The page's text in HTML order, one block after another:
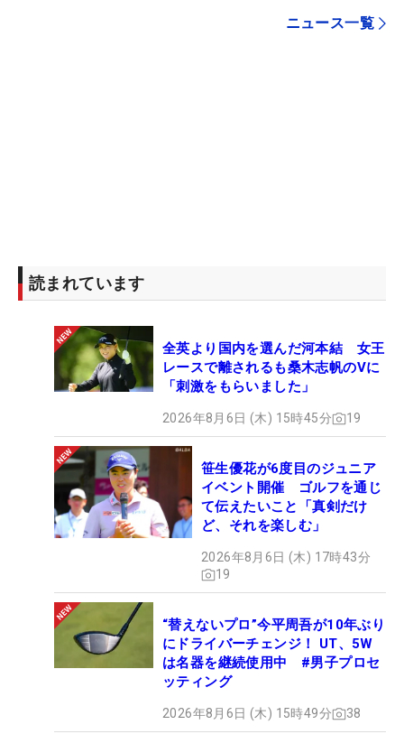
ニュース一覧
読まれています
全英より国内を選んだ河本結 女王
レースで離されるも桑木志帆のVに
「刺激をもらいました」
2026年8月6日 (木) 15時45分 19
笹生優花が6度目のジュニア
イベント開催 ゴルフを通じ
て伝えたいこと「真剣だけ
ど、それを楽しむ」
2026年8月6日 (木) 17時43分
19
“替えないプロ”今平周吾が10年ぶり
にドライバーチェンジ！ UT、5W
は名器を継続使用中 #男子プロセ
ッティング
2026年8月6日 (木) 15時49分 38